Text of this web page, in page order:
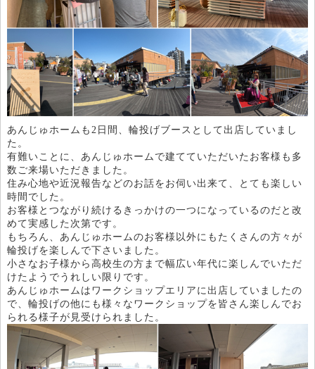
あんじゅホームも2日間、輪投げブースとして出店していまし
た。
有難いことに、あんじゅホームで建てていただいたお客様も多
数ご来場いただきました。
住み心地や近況報告などのお話をお伺い出来て、とても楽しい
時間でした。
お客様とつながり続けるきっかけの一つになっているのだと改
めて実感した次第です。
もちろん、あんじゅホームのお客様以外にもたくさんの方々が
輪投げを楽しんで下さいました。
小さなお子様から高校生の方まで幅広い年代に楽しんでいただ
けたようでうれしい限りです。
あんじゅホームはワークショップエリアに出店していましたの
で、輪投げの他にも様々なワークショップを皆さん楽しんでお
られる様子が見受けられました。